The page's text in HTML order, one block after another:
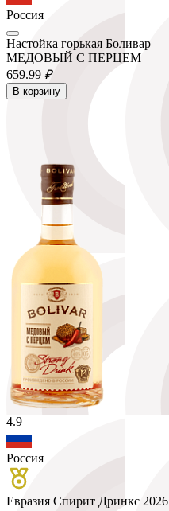
Россия
Настойка горькая Боливар
МЕДОВЫЙ С ПЕРЦЕМ
659.99 ₽
В корзину
4.9
Россия
Евразия Спирит Дринкс 2026